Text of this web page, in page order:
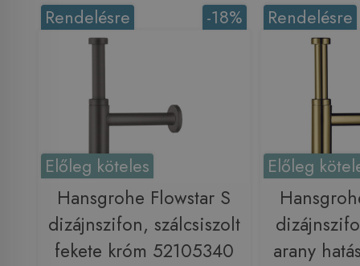
-18%
Rendelésre
Előleg köteles
Hansgrohe Flowstar S
dizájnszifon, szálcsiszolt
fekete króm 52105340
Rendelésre
Előleg
arany